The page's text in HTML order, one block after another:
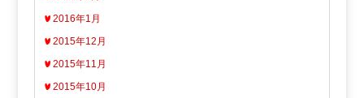
2016年1月
2015年12月
2015年11月
2015年10月